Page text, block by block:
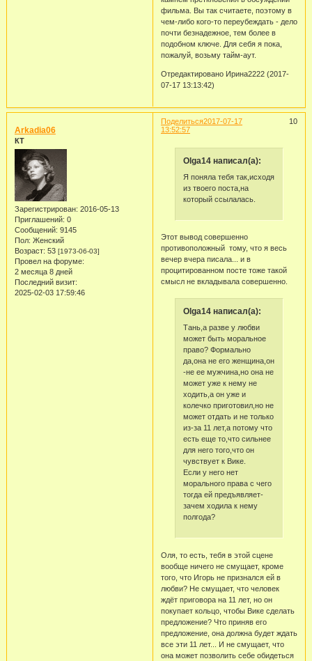
фильма. Вы так считаете, поэтому в
чем-либо кого-то переубеждать - дело
почти безнадежное, тем более в
подобном ключе. Для себя я пока,
пожалуй, возьму тайм-аут.
Отредактировано Ирина2222 (2017-
07-17 13:13:42)
Поделиться 10
2017-07-17
13:52:57
Arkadia06
КТ
Зарегистрирован: 2016-05-13
Приглашений: 0
Сообщений: 9145
Пол: Женский
Возраст: 53 [1973-06-03]
Провел на форуме:
2 месяца 8 дней
Последний визит:
2025-02-03 17:59:46
Olga14 написал(а):
Я поняла тебя так,исходя
из твоего поста,на
который ссылалась.
Этот вывод совершенно
противоположный тому, что я весь
вечер вчера писала... и в
процитированном посте тоже такой
смысл не вкладывала совершенно.
Olga14 написал(а):
Тань,а разве у любви
может быть моральное
право? Формально
да,она не его женщина,он
-не ее мужчина,но она не
может уже к нему не
ходить,а он уже и
колечко приготовил,но не
может отдать и не только
из-за 11 лет,а потому что
есть еще то,что сильнее
для него того,что он
чувствует к Вике.
Если у него нет
морального права с чего
тогда ей предъявляет-
зачем ходила к нему
полгода?
Оля, то есть, тебя в этой сцене
вообще ничего не смущает, кроме
того, что Игорь не признался ей в
любви? Не смущает, что человек
ждёт приговора на 11 лет, но он
покупает кольцо, чтобы Вике сделать
предложение? Что приняв его
предложение, она должна будет ждать
все эти 11 лет... И не смущает, что
она может позволить себе обидеться